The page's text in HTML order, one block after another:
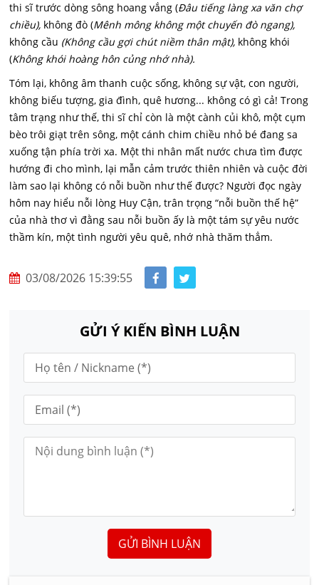
thi sĩ trước dòng sông hoang vắng (Đâu tiếng làng xa văn chợ
chiều), không đò (Mênh mông không một chuyến đò ngang),
không cầu (Không cầu gợi chút niềm thân mật), không khói
(Không khói hoàng hôn củng nhớ nhà).
Tóm lại, không âm thanh cuộc sống, không sự vật, con người,
không biếu tượng, gia đình, quê hương... không có gì cả! Trong
tâm trạng như thế, thi sĩ chỉ còn là một cành củi khô, một cụm
bèo trôi giạt trên sông, một cánh chim chiều nhỏ bé đang sa
xuống tận phía trời xa. Một thi nhân mất nước chưa tìm được
hướng đi cho mình, lại mẫn cảm trước thiên nhiên và cuộc đời
làm sao lại không có nỗi buồn như thế được? Người đọc ngày
hôm nay hiểu nỗi lòng Huy Cận, trân trọng “nỗi buồn thế hệ”
của nhà thơ vì đằng sau nỗi buồn ấy là một tám sự yêu nước
thầm kín, một tình người yêu quê, nhớ nhà thăm thẳm.
03/08/2026 15:39:55
GỬI Ý KIẾN BÌNH LUẬN
GỬI BÌNH LUẬN